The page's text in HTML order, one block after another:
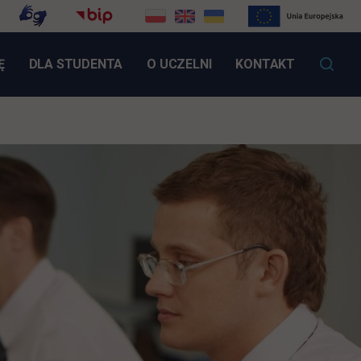
LINK OTWIERA SIĘ W NOWEJ KARCIE
DLA STUDENTA O UCZELNI KONTAKT